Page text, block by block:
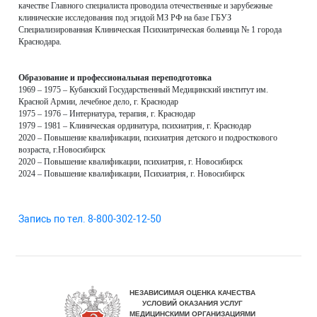
качестве Главного специалиста проводила отечественные и зарубежные
клинические исследования под эгидой МЗ РФ на базе ГБУЗ
Специализированная Клиническая Психиатрическая больница № 1 города
Краснодара.
Образование и профессиональная переподготовка
1969 – 1975 – Кубанский Государственный Медицинский институт им.
Красной Армии, лечебное дело, г. Краснодар
1975 – 1976 – Интернатура, терапия, г. Краснодар
1979 – 1981 – Клиническая ординатура, психиатрия, г. Краснодар
2020 – Повышение квалификации, психиатрия детского и подросткового
возраста, г.Новосибирск
2020 – Повышение квалификации, психиатрия, г. Новосибирск
2024 – Повышение квалификации, Психиатрия, г. Новосибирск
Запись по тел. 8-800-302-12-50